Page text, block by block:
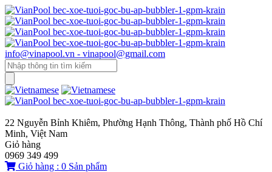
info@vinapool.vn - vinapool@gmail.com
22 Nguyễn Bỉnh Khiêm, Phường Hạnh Thông, Thành phố Hồ Chí
Minh, Việt Nam
Giỏ hàng
0969 349 499
Giỏ hàng : 0 Sản phẩm